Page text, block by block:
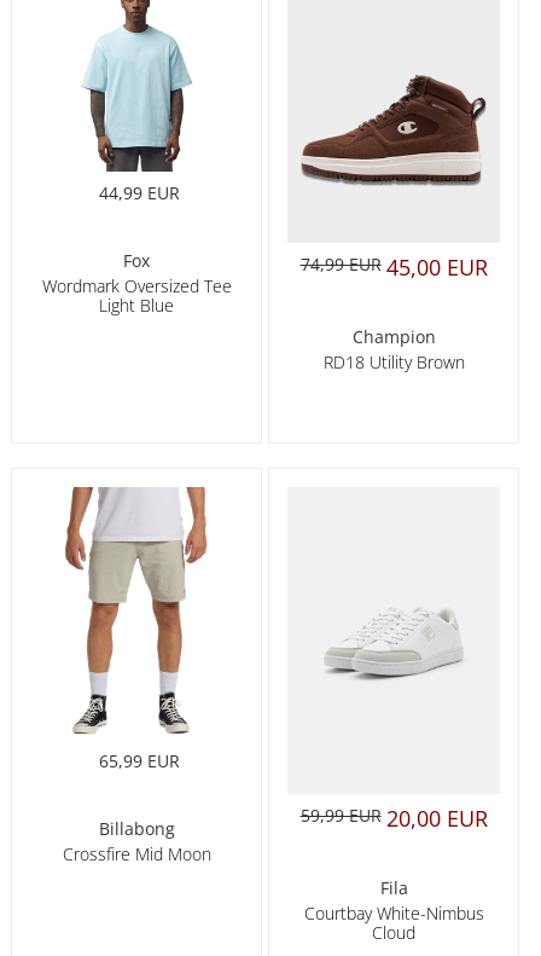
44,99 EUR
Fox
Wordmark Oversized Tee
Light Blue
74,99 EUR 45,00 EUR
Champion
RD18 Utility Brown
65,99 EUR
Billabong
Crossfire Mid Moon
59,99 EUR 20,00 EUR
Fila
Courtbay White-Nimbus
Cloud